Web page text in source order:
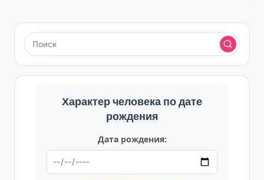
Характер человека по дате
рождения
Дата рождения: